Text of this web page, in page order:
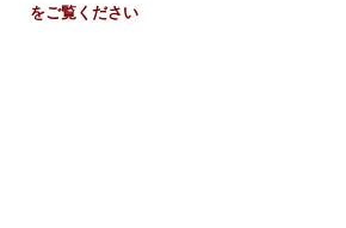
をご覧ください